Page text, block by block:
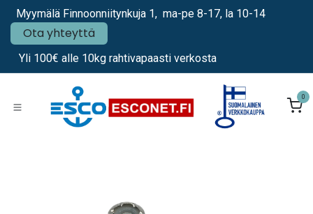
Siirry sisältöön
Myymälä Finnoonniitynkuja 1, ma-pe 8-17, la 10-14
Ota yhteyttä
Yli 100€ alle 10kg rahtivapaasti verkosta
0